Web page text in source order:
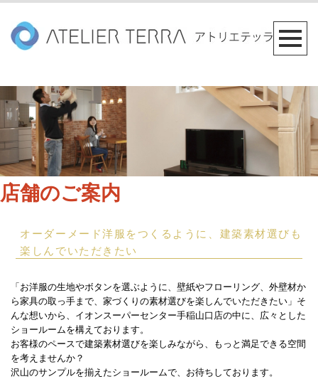
店舗のご案内
オーダーメード洋服をつくるように、建築素材選びも
楽しんでいただきたい
「お洋服の生地やボタンを選ぶように、壁紙やフローリング、外壁材か
ら家具の取っ手まで、家づくりの素材選びを楽しんでいただきたい」そ
んな想いから、イオンスーパーセンター手稲山口店の中に、広々とした
ショールームを構えております。
お客様のペースで建築素材選びを楽しみながら、もっと満足できる空間
を考えませんか？
沢山のサンプルを揃えたショールームで、お待ちしております。